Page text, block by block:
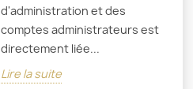
d'administration et des
comptes administrateurs est
directement liée...
Lire la suite